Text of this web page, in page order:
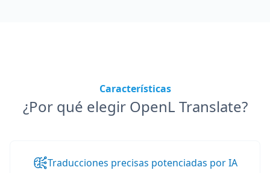
Características
¿Por qué elegir OpenL Translate?
Traducciones precisas potenciadas por IA